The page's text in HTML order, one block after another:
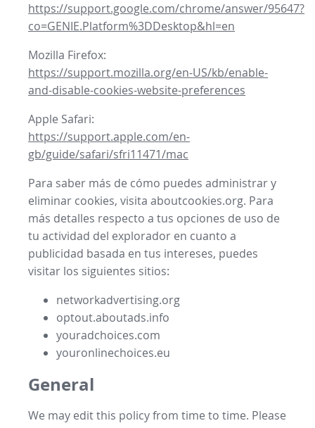
https://support.google.com/chrome/answer/95647?
co=GENIE.Platform%3DDesktop&hl=en
Mozilla Firefox:
https://support.mozilla.org/en-US/kb/enable-
and-disable-cookies-website-preferences
Apple Safari:
https://support.apple.com/en-
gb/guide/safari/sfri11471/mac
Para saber más de cómo puedes administrar y
eliminar cookies, visita aboutcookies.org. Para
más detalles respecto a tus opciones de uso de
tu actividad del explorador en cuanto a
publicidad basada en tus intereses, puedes
visitar los siguientes sitios:
networkadvertising.org
optout.aboutads.info
youradchoices.com
youronlinechoices.eu
General
We may edit this policy from time to time. Please